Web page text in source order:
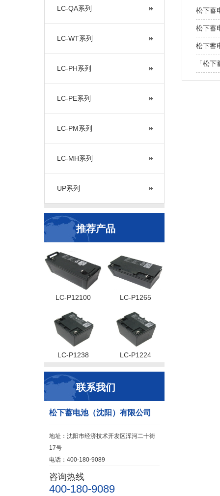
LC-QA系列
LC-WT系列
LC-PH系列
LC-PE系列
LC-PM系列
LC-MH系列
UP系列
推荐产品
LC-P12100 LC-P1265
LC-P1238 LC-P1224
联系我们
松下蓄电池（沈阳）有限公司
地址：沈阳市经济技术开发区浑河二十街
17号
电话：400-180-9089
咨询热线
400-180-9089
松下蓄
松下蓄
松下蓄
「松